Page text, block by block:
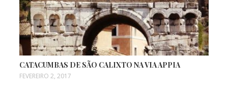
CATACUMBAS DE SÃO CALIXTO NA VIA APPIA
FEVEREIRO 2, 2017